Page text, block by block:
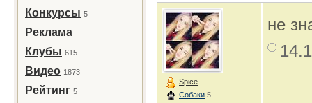
Конкурсы 5
Реклама
Клубы 615
Видео 1873
Рейтинг 5
Spice
Собаки 5
не